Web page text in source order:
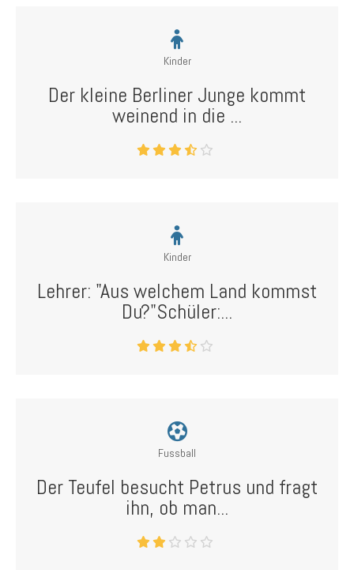
Kinder
Der kleine Berliner Junge kommt
weinend in die ...
Kinder
Lehrer: "Aus welchem Land kommst
Du?"Schüler:...
Fussball
Der Teufel besucht Petrus und fragt
ihn, ob man...